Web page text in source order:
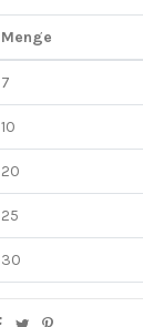
Menge
7
10
20
25
30